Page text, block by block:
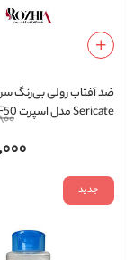
ضد آفتاب رولی بی‌رنگ
جدید